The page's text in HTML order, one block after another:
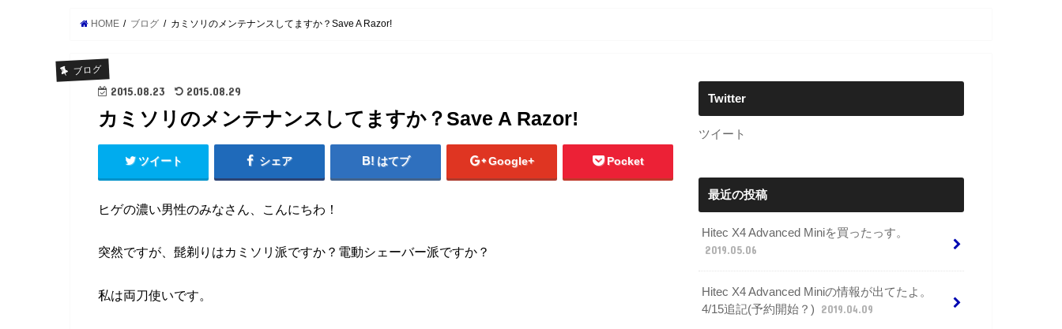
HOME ブログ カミソリのメンテナンスしてますか？Save A Razor!
ブログ
2015.08.23 2015.08.29
カミソリのメンテナンスしてますか？Save A Razor!
ツイート シェア はてブ Google+ Pocket
ヒゲの濃い男性のみなさん、こんにちわ！
突然ですが、髭剃りはカミソリ派ですか？電動シェーバー派ですか？
私は両刀使いです。
Twitter
ツイート
最近の投稿
Hitec X4 Advanced Miniを買ったっす。
2019.05.06
Hitec X4 Advanced Miniの情報が出てたよ。
4/15追記(予約開始？)
2019.04.09